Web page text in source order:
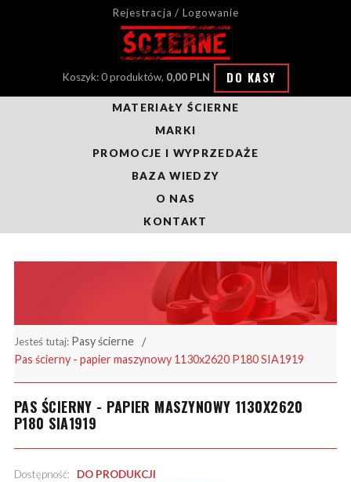
Rejestracja / Logowanie
Koszyk: 0 produktów, 0,00 PLN DO KASY
MATERIAŁY ŚCIERNE
MARKI
PROMOCJE I WYPRZEDAŻE
BAZA WIEDZY
O NAS
KONTAKT
Jesteś tutaj: Pasy ścierne
Pas ścierny - papier maszynowy 1130x2620 P180 SIA1919
PAS ŚCIERNY - PAPIER MASZYNOWY 1130X2620
P180 SIA1919
Dostępność: DO PRODUKCJI